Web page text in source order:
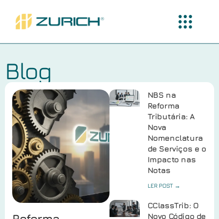
Blog
NBS na
Reforma
Tributária: A
Nova
Nomenclatura
de Serviços e o
Impacto nas
Notas
LER POST →
CClassTrib: O
Novo Código de